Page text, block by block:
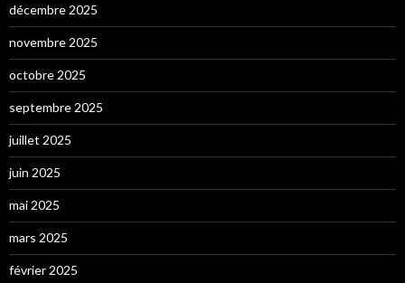
décembre 2025
novembre 2025
octobre 2025
septembre 2025
juillet 2025
juin 2025
mai 2025
mars 2025
février 2025